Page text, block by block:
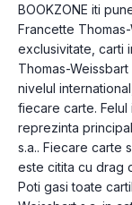
BOOKZONE iti
Francette
exclusivitate, carti
Thomas-
nivelul
fiecare carte.
reprezinta
s.a.. Fiecare carte
este citita cu drag
Poti gasi toate